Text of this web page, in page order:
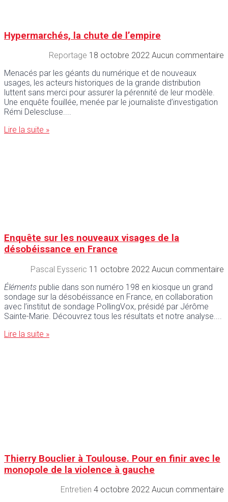
Hypermarchés, la chute de l’empire
Reportage 18 octobre 2022 Aucun commentaire
Menacés par les géants du numérique et de nouveaux
usages, les acteurs historiques de la grande distribution
luttent sans merci pour assurer la pérennité de leur modèle.
Une enquête fouillée, menée par le journaliste d’investigation
Rémi Delescluse.
Lire la suite »
Enquête sur les nouveaux visages de la
désobéissance en France
Pascal Eysseric 11 octobre 2022 Aucun commentaire
Éléments publie dans son numéro 198 en kiosque un grand
sondage sur la désobéissance en France, en collaboration
avec l’institut de sondage PollingVox, présidé par Jérôme
Sainte-Marie. Découvrez tous les résultats et notre analyse.
Lire la suite »
Thierry Bouclier à Toulouse. Pour en finir avec le
monopole de la violence à gauche
Entretien 4 octobre 2022 Aucun commentaire